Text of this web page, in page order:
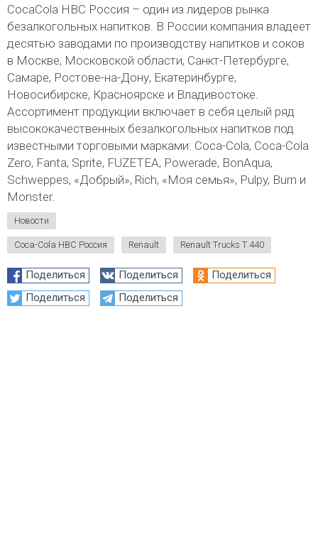
CocaCola HBC Россия – один из лидеров рынка
безалкогольных напитков. В России компания владеет
десятью заводами по производству напитков и соков
в Москве, Московской области, Санкт-Петербурге,
Самаре, Ростове-на-Дону, Екатеринбурге,
Новосибирске, Красноярске и Владивостоке.
Ассортимент продукции включает в себя целый ряд
высококачественных безалкогольных напитков под
известными торговыми марками: Coca-Cola, Coca-Cola
Zero, Fanta, Sprite, FUZETEA, Powerade, BonAqua,
Schweppes, «Добрый», Rich, «Моя семья», Pulpy, Burn и
Monster.
Новости
Coca-Cola HBC Россия Renault Renault Trucks T 440
Поделиться Поделиться
Поделиться
Поделиться
Поделиться